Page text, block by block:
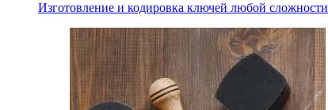
Изготовление и кодировка ключей любой сложности